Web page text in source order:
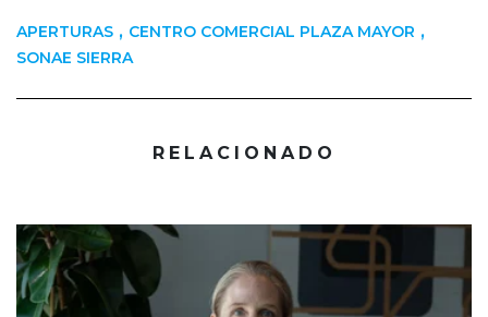
APERTURAS , CENTRO COMERCIAL PLAZA MAYOR ,
SONAE SIERRA
RELACIONADO